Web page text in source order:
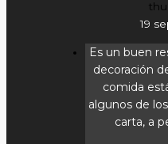
19
Es un buen
decoración
comida
algunos de
carta, a